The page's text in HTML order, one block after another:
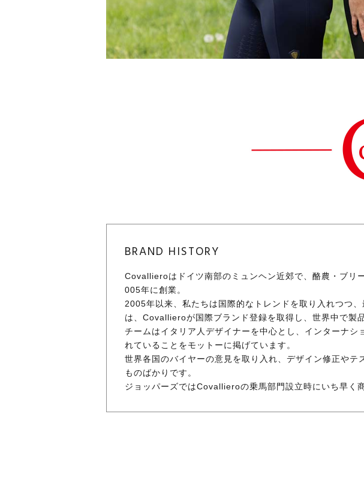
BRAND HISTORY
Covallieroはドイツ南部のミュンヘン近郊で、酪農・ブリ
005年に創業。
2005年以来、私たちは国際的なトレンドを取り入れつつ
は、Covallieroが国際ブランド登録を取得し、世界中で製
チームはイタリア人デザイナーを中心とし、インターナ
れていることをモットーに掲げています。
世界各国のバイヤーの意見を取り入れ、デザイン修正や
ものばかりです。
ジョッパーズではCovallieroの乗馬部門設立時にいち早く